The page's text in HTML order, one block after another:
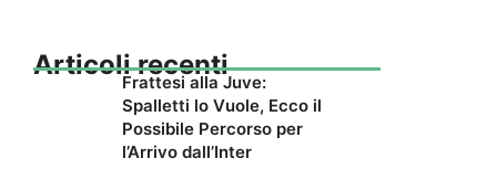
Articoli recenti
Frattesi alla Juve:
Spalletti lo Vuole, Ecco il
Possibile Percorso per
l’Arrivo dall’Inter